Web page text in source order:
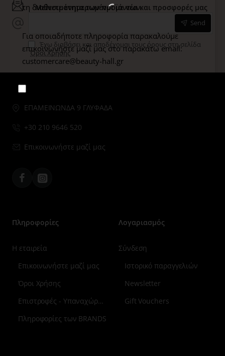
τη διαθεσιμότητα των προϊόντων.
Για οποιαδήποτε πληροφορία παρακαλούμε
επικοινωνήστε μαζί μας στο παρακάτω email:
customercare@beauty-hall.gr
Μείνετε ενημερωμένοι με νέα και προσφορές μας
Send
Έχω διαβάσει και αποδέχομαι τους όρους στη σελίδα
Όροι Χρήσης
ΕΠΑΜΕΙΝΩΝΔΑ 9 ΓΛΥΦΑΔΑ
+30 210 9646 520
Επικοινωνήστε μαζί μας
FacebookInstagram
Πληροφορίες
Η εταιρεία
Επικοινωνήστε μαζί μας
Όροι Χρήσης
Επιστροφές - Υπαναχώρηση
Πληροφορίες των BRANDS
Λογαριασμός
Σύνδεση
Ιστορικό παραγγελιών
Newsletter
Gift Vouchers